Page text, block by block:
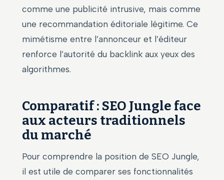
comme une publicité intrusive, mais comme
une recommandation éditoriale légitime. Ce
mimétisme entre l’annonceur et l’éditeur
renforce l’autorité du backlink aux yeux des
algorithmes.
Comparatif : SEO Jungle face
aux acteurs traditionnels
du marché
Pour comprendre la position de SEO Jungle,
il est utile de comparer ses fonctionnalités